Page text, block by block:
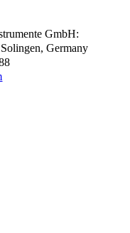
GmbH:
Germany